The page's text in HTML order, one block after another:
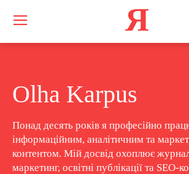
Я
Olha Karpus
Понад десять років я професійно
інформаційним, аналітичним та
контентом. Мій досвід охоплює
маркетинг, освітні публікації та SEO-